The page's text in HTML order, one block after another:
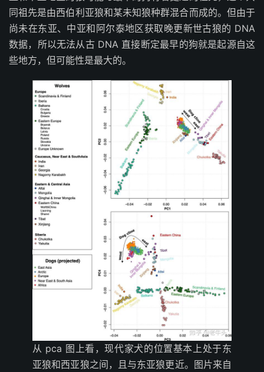
同祖先是由西伯利亚狼和某未知狼种群混合而成的。但由于
尚未在东亚、中亚和阿尔泰地区获取晚更新世古狼的 DNA
数据，所以无法从古 DNA 直接断定最早的狗就是起源自这
些地方，但可能性是最大的。
从 pca 图上看，现代家犬的位置基本上处于东
亚狼和西亚狼之间，且与东亚狼更近。图片来自